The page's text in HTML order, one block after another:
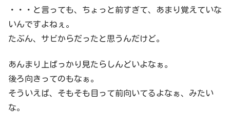
・・・と言っても、ちょっと前すぎて、あまり覚えていな
いんですよねぇ。
たぶん、サビからだったと思うんだけど。
あんまり上ばっかり見たらしんどいよなぁ。
後ろ向きってのもなぁ。
そういえば、そもそも目って前向いてるよなぁ、みたい
な。